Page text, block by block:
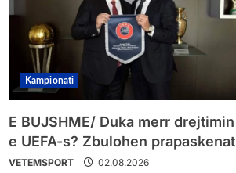
Kampionati
E BUJSHME/ Duka merr drejtimin
e UEFA-s? Zbulohen prapaskenat
VETEMSPORT 02.08.2026